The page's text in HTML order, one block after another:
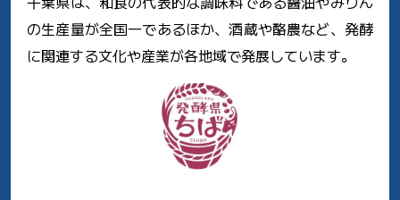
の生産量が全国一であるほか、酒蔵や酪農など、発酵
に関連する文化や産業が各地域で発展しています。